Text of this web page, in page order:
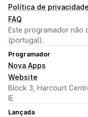
Política de privacidade
FAQ
Este programador não
(portugal).
Programador
Nova Apps
Website
Block 3, Harcourt
IE
Lançada